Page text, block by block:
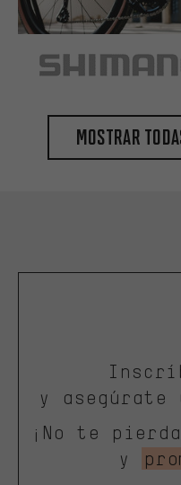
Mostrar
y
¡No te
y